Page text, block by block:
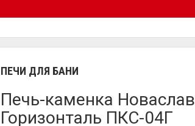
ПЕЧИ ДЛЯ БАНИ
Печь-каменка Новаслав
Горизонталь ПКС-04Г